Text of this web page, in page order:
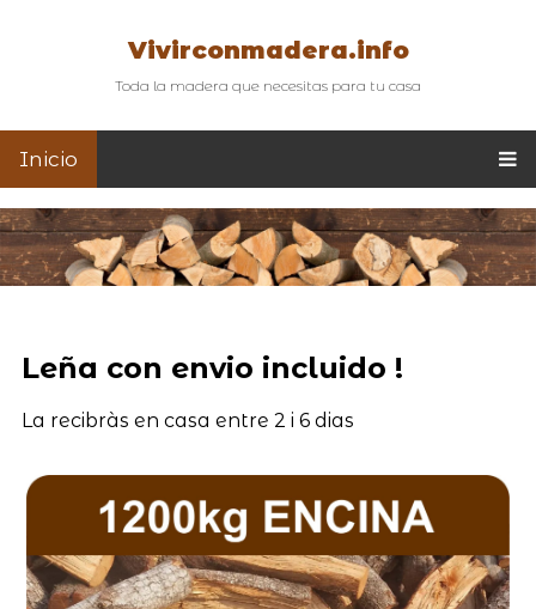
Vivirconmadera.info
Toda la madera que necesitas para tu casa
Inicio
Leña con envio incluido !
La recibràs en casa entre 2 i 6 dias